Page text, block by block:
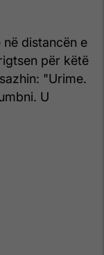
distancën e
për këtë
"Urime.
U